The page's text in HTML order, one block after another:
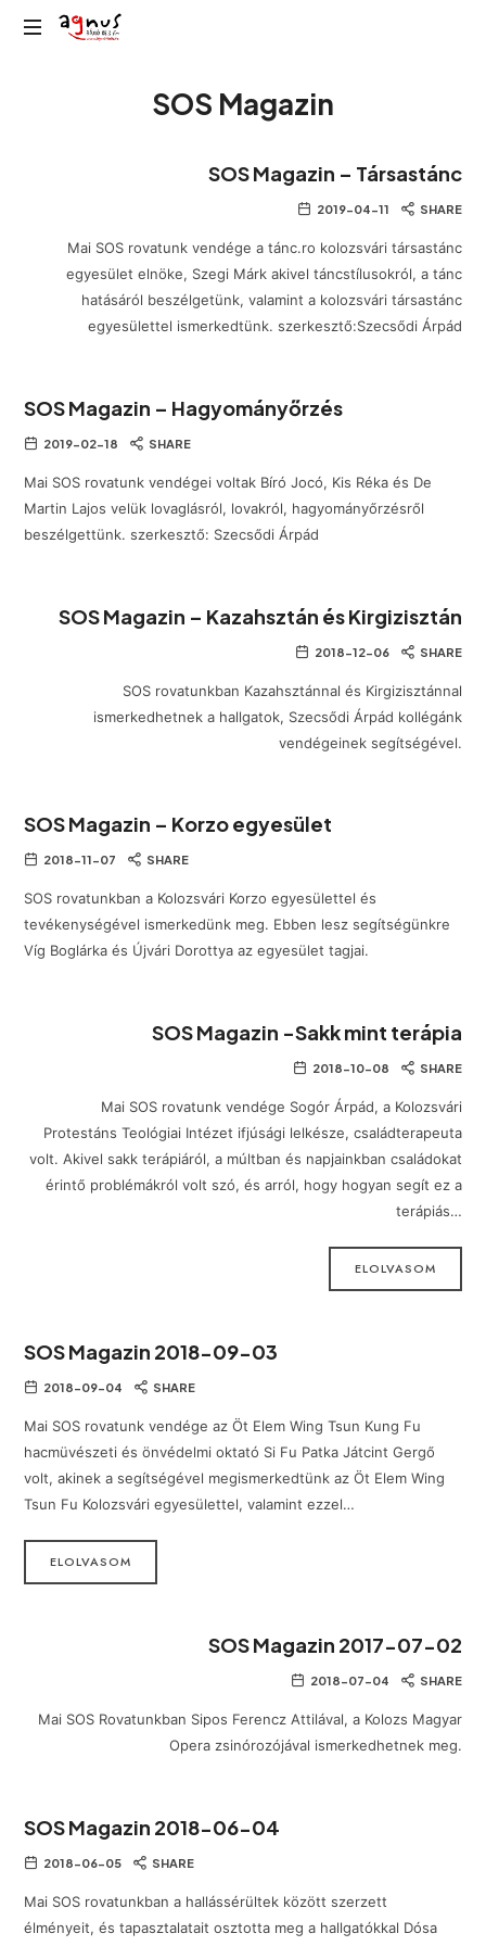
Agnus
SOS Magazin
SOS Magazin – Társastánc
2019-04-11 SHARE
Mai SOS rovatunk vendége a tánc.ro kolozsvári társastánc
egyesület elnöke, Szegi Márk akivel táncstílusokról, a tánc
hatásáról beszélgetünk, valamint a kolozsvári társastánc
egyesülettel ismerkedtünk. szerkesztő:Szecsődi Árpád
SOS Magazin – Hagyományőrzés
2019-02-18 SHARE
Mai SOS rovatunk vendégei voltak Bíró Jocó, Kis Réka és De
Martin Lajos velük lovaglásról, lovakról, hagyományőrzésről
beszélgettünk. szerkesztő: Szecsődi Árpád
SOS Magazin – Kazahsztán és Kirgizisztán
2018-12-06 SHARE
SOS rovatunkban Kazahsztánnal és Kirgizisztánnal
ismerkedhetnek a hallgatok, Szecsődi Árpád kollégánk
vendégeinek segítségével.
SOS Magazin – Korzo egyesület
2018-11-07 SHARE
SOS rovatunkban a Kolozsvári Korzo egyesülettel és
tevékenységével ismerkedünk meg. Ebben lesz segítségünkre
Víg Boglárka és Újvári Dorottya az egyesület tagjai.
SOS Magazin -Sakk mint terápia
2018-10-08 SHARE
Mai SOS rovatunk vendége Sogór Árpád, a Kolozsvári
Protestáns Teológiai Intézet ifjúsági lelkésze, családterapeuta
volt. Akivel sakk terápiáról, a múltban és napjainkban családokat
érintő problémákról volt szó, és arról, hogy hogyan segít ez a
terápiás…
ELOLVASOM
SOS Magazin 2018-09-03
2018-09-04 SHARE
Mai SOS rovatunk vendége az Öt Elem Wing Tsun Kung Fu
hacmüvészeti és önvédelmi oktató Si Fu Patka Játcint Gergő
volt, akinek a segítségével megismerkedtünk az Öt Elem Wing
Tsun Fu Kolozsvári egyesülettel, valamint ezzel…
ELOLVASOM
SOS Magazin 2017-07-02
2018-07-04 SHARE
Mai SOS Rovatunkban Sipos Ferencz Attilával, a Kolozs Magyar
Opera zsinórozójával ismerkedhetnek meg.
SOS Magazin 2018-06-04
2018-06-05 SHARE
Mai SOS rovatunkban a hallássérültek között szerzett
élményeit, és tapasztalatait osztotta meg a hallgatókkal Dósa